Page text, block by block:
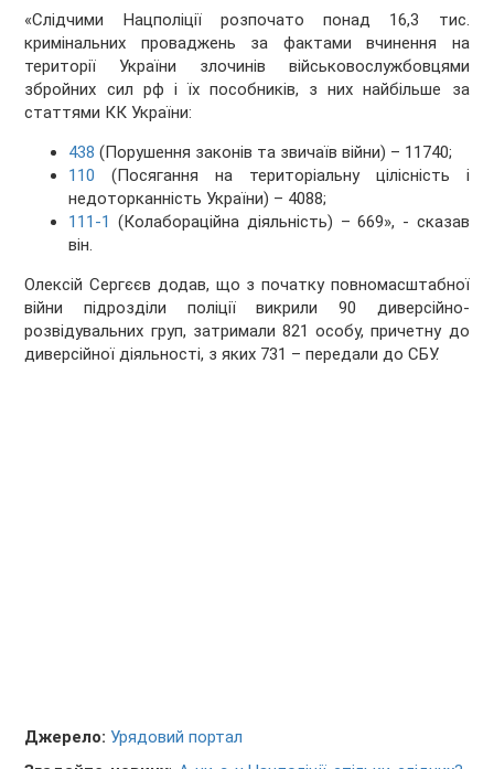
«Слідчими Нацполіції розпочато понад 16,3 тис.
кримінальних проваджень за фактами вчинення на
території України злочинів військовослужбовцями
збройних сил рф і їх пособників, з них найбільше за
статтями КК України:
438 (Порушення законів та звичаїв війни) – 11740;
110 (Посягання на територіальну цілісність і
недоторканність України) – 4088;
111-1 (Колабораційна діяльність) – 669», - сказав
він.
Олексій Сергєєв додав, що з початку повномасштабної
війни підрозділи поліції викрили 90 диверсійно-
розвідувальних груп, затримали 821 особу, причетну до
диверсійної діяльності, з яких 731 – передали до СБУ.
Джерело: Урядовий портал